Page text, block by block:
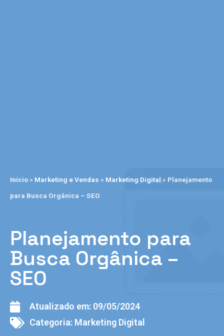
Início » Marketing e Vendas » Marketing Digital » Planejamento
para Busca Orgânica – SEO
Planejamento para
Busca Orgânica –
SEO
Atualizado em: 09/05/2024
Categoria: Marketing Digital